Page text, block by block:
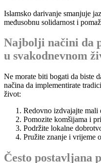
Islamsko darivanje smanjuje
međusobnu solidarnost i
Najbolji načini da
u svakodnevnom
Ne morate biti bogati da biste
načina da implementirate
život:
Redovno izdvajajte mali
Pomozite komšijama i
Podržite lokalne
Pružite znanje i vrijeme
Često postavljana